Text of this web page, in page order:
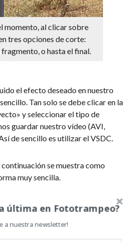
momento, al clicar sobre
tres opciones de corte:
o hasta el final.
el efecto deseado en nuestro
Tan solo se debe clicar en la
y seleccionar el tipo de
guardar nuestro vídeo (AVI,
de sencillo es utilizar el VSDC.
continuación se muestra como
muy sencilla.
última en Fototrampeo?
a nuestra newsletter!